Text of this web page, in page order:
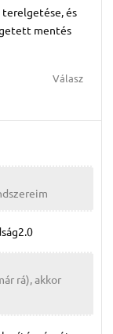
és
mentés
Válasz
rá), akkor